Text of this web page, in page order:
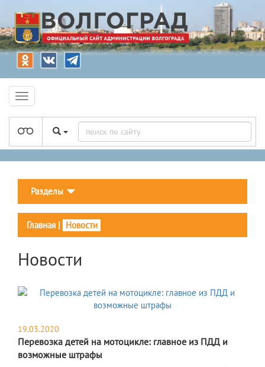
Разделы
Главная | Новости
Новости
19.03.2020
Перевозка детей на мотоцикле: главное из ПДД и
возможные штрафы